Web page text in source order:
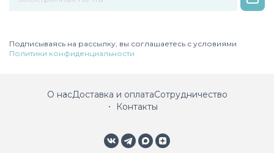
Подписываясь на рассылку, вы соглашаетесь с условиями
Политики конфиденциальности
О насДоставка и оплатаСотрудничество
Контакты